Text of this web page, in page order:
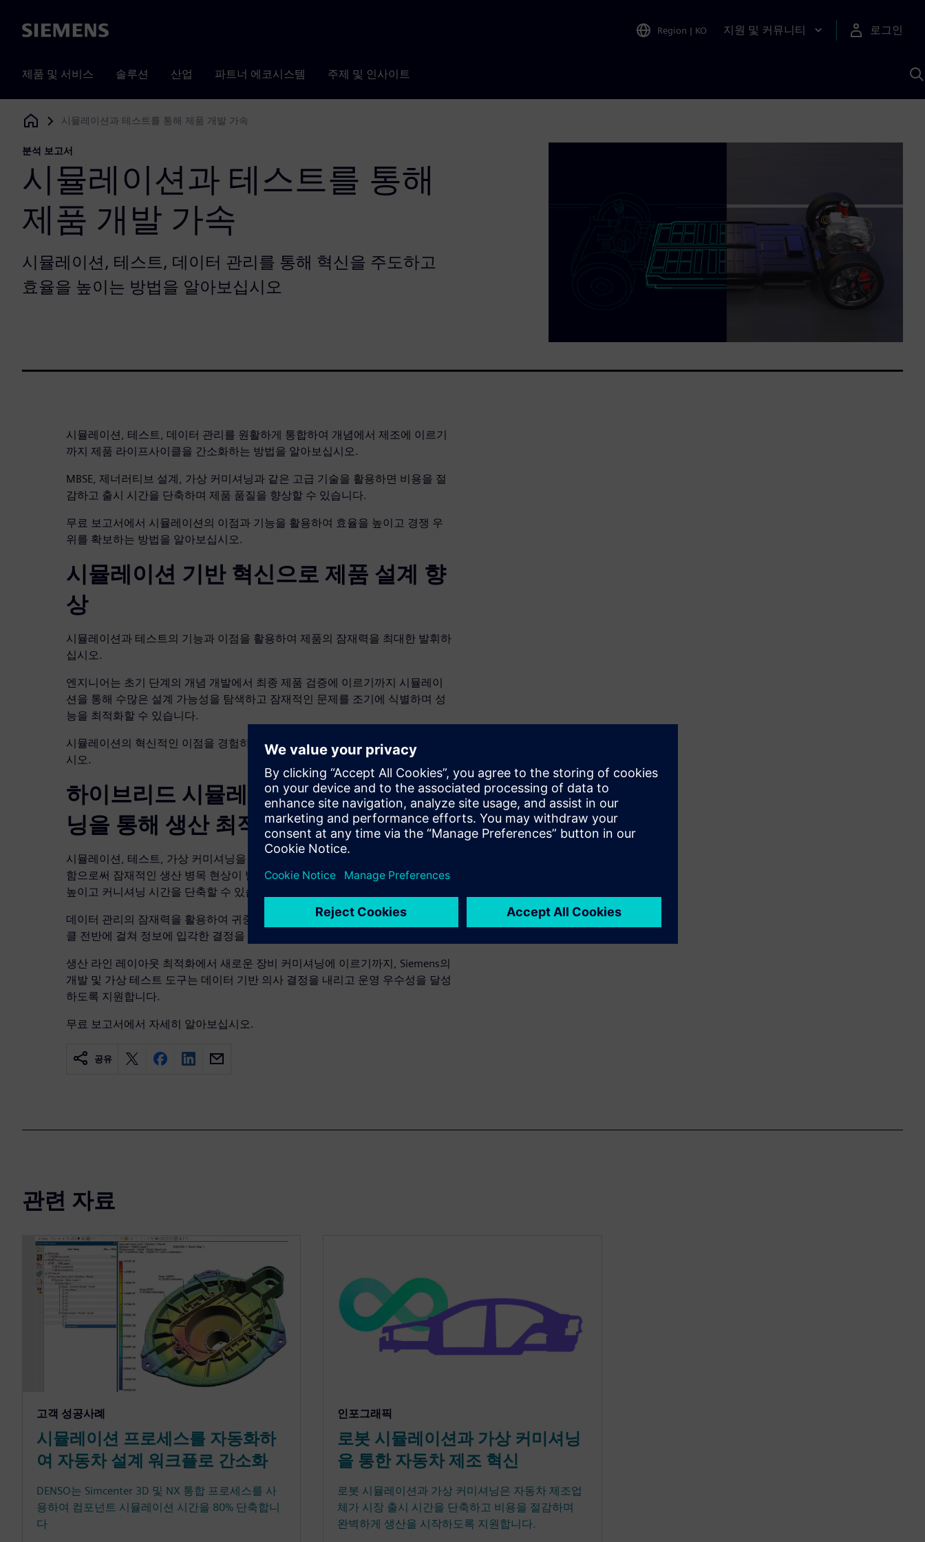
Siemens Region | KO 지원 및 커뮤니티 로그인
제품 및 서비스 솔루션 산업 파트너 에코시스템 주제 및 인사이트
Siemens Digital Industries Software
시뮬레이션과 테스트를 통해 제품 개발 가속
분석 보고서
시뮬레이션과 테스트를 통해
제품 개발 가속
시뮬레이션, 테스트, 데이터 관리를 통해 혁신을 주도하고
효율을 높이는 방법을 알아보십시오
시뮬레이션, 테스트, 데이터 관리를 원활하게 통합하여 개념에서 제조에 이르기
까지 제품 라이프사이클을 간소화하는 방법을 알아보십시오.
MBSE, 제너러티브 설계, 가상 커미셔닝과 같은 고급 기술을 활용하면 비용을 절
감하고 출시 시간을 단축하며 제품 품질을 향상할 수 있습니다.
무료 보고서에서 시뮬레이션의 이점과 기능을 활용하여 효율을 높이고 경쟁 우
위를 확보하는 방법을 알아보십시오.
시뮬레이션 기반 혁신으로 제품 설계 향
상
시뮬레이션과 테스트의 기능과 이점을 활용하여 제품의 잠재력을 최대한 발휘하
십시오.
엔지니어는 초기 단계의 개념 개발에서 최종 제품 검증에 이르기까지 시뮬레이
션을 통해 수많은 설계 가능성을 탐색하고 잠재적인 문제를 조기에 식별하며 성
능을 최적화할 수 있습니다.
시뮬레이션의 혁신적인 이점을 경험하고 설계 비전을 실현하는 방법을 알아보십
시오.
하이브리드 시뮬레이션과 가상 커미셔
닝을 통해 생산 최적화
시뮬레이션, 테스트, 가상 커미셔닝을 결합하여 공장 현장의 가상 복제본을 생성
함으로써 잠재적인 생산 병목 현상이 발생하기 전에 식별하고 해결하여 효율을
높이고 커니셔닝 시간을 단축할 수 있습니다.
데이터 관리의 잠재력을 활용하여 귀중한 인사이트를 확보하고 생산 라이프사이
클 전반에 걸쳐 정보에 입각한 결정을 내릴 수 있습니다.
생산 라인 레이아웃 최적화에서 새로운 장비 커미셔닝에 이르기까지, Siemens의
개발 및 가상 테스트 도구는 데이터 기반 의사 결정을 내리고 운영 우수성을 달성
하도록 지원합니다.
무료 보고서에서 자세히 알아보십시오.
공유
관련 자료
고객 성공사례
시뮬레이션 프로세스를 자동화하
여 자동차 설계 워크플로 간소화
DENSO는 Simcenter 3D 및 NX 통합 프로세스를 사
용하여 컴포넌트 시뮬레이션 시간을 80% 단축합니
다
인포그래픽
로봇 시뮬레이션과 가상 커미셔닝
을 통한 자동차 제조 혁신
로봇 시뮬레이션과 가상 커미셔닝은 자동차 제조업
체가 시장 출시 시간을 단축하고 비용을 절감하며
완벽하게 생산을 시작하도록 지원합니다.